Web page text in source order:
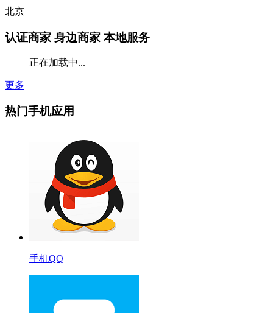
北京
认证商家 身边商家 本地服务
正在加载中...
更多
热门手机应用
手机QQ